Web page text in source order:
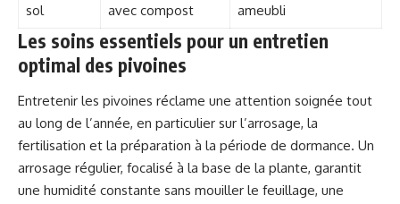
sol
avec compost
ameubli
Les soins essentiels pour un entretien
optimal des pivoines
Entretenir les pivoines réclame une attention soignée tout
au long de l’année, en particulier sur l’arrosage, la
fertilisation et la préparation à la période de dormance. Un
arrosage régulier, focalisé à la base de la plante, garantit
une humidité constante sans mouiller le feuillage, une